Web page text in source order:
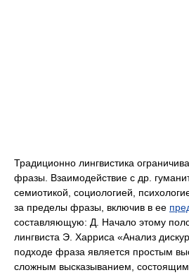
Традиционно лингвистика
фразы. Взаимодействие с др.
семиотикой, социологией,
за пределы фразы, включив в ее
составляющую: Д. Начало этому
лингвиста Э. Харриса «Анализ
подходе фраза является простым
сложным высказыванием,